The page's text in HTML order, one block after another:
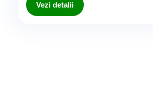
Vezi detalii